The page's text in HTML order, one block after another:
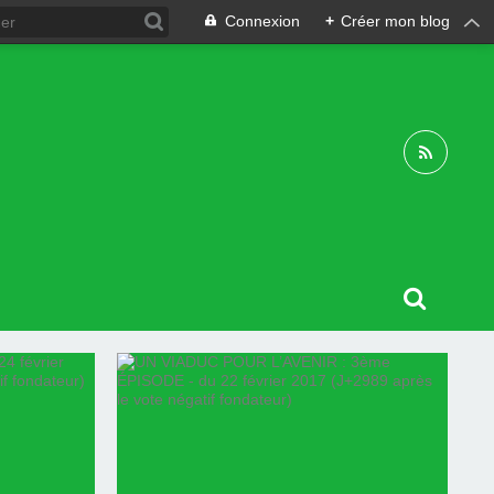
Connexion + Créer mon blog